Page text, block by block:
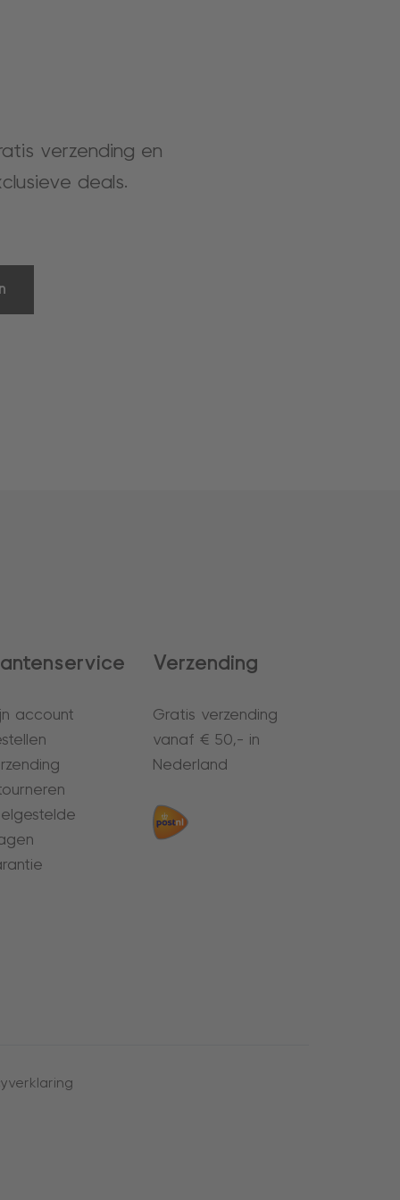
verzending en
deals.
account
Verzending
Gratis verzending
vanaf € 50,- in
Nederland